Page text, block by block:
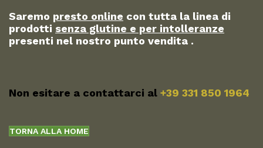
Saremo presto online con tutta la linea di
prodotti senza glutine e per intolleranze
presenti nel nostro punto vendita .
Non esitare a contattarci al +39 331 850 1964
TORNA ALLA HOME